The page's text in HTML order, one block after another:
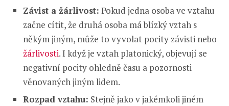
Závist a žárlivost: Pokud jedna osoba ve vztahu
začne cítit, že druhá osoba má blízký vztah s
někým jiným, může to vyvolat pocity závisti nebo
žárlivosti. I když je vztah platonický, objevují se
negativní pocity ohledně času a pozornosti
věnovaných jiným lidem.
Rozpad vztahu: Stejně jako v jakémkoli jiném